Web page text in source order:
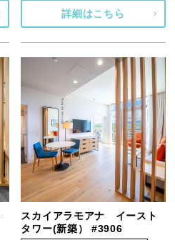
詳細はこちら
スカイアラモアナ イースト
タワー(新築） #3906